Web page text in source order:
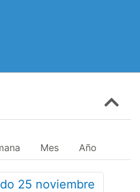
Mes Año
25 noviembre